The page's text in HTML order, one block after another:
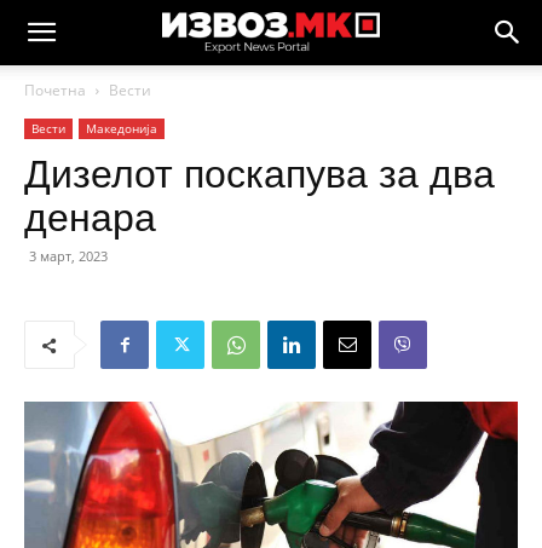
Почетна Вести
Вести Македонија
Дизелот поскапува за два
денара
3 март, 2023